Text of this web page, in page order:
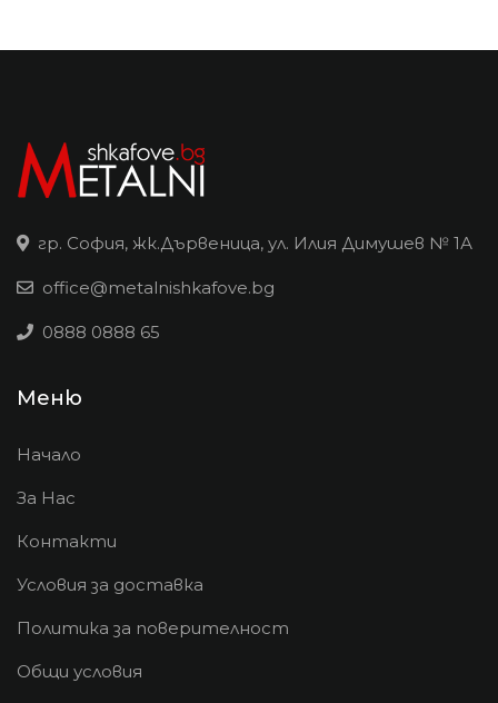
гр. София, жк.Дървеница, ул. Илия Димушев № 1А
office@metalnishkafove.bg
0888 0888 65
Меню
Начало
За Нас
Контакти
Условия за доставка
Политика за поверителност
Общи условия